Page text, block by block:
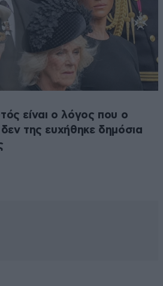
είναι ο λόγος που ο
της ευχήθηκε δημόσια